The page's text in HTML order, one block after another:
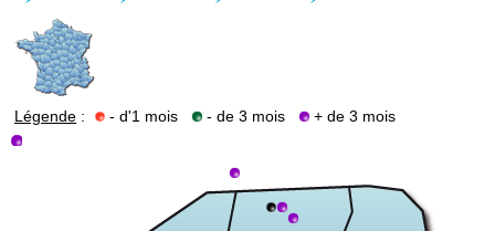
Légende : - d'1 mois - de 3 mois + de 3 mois